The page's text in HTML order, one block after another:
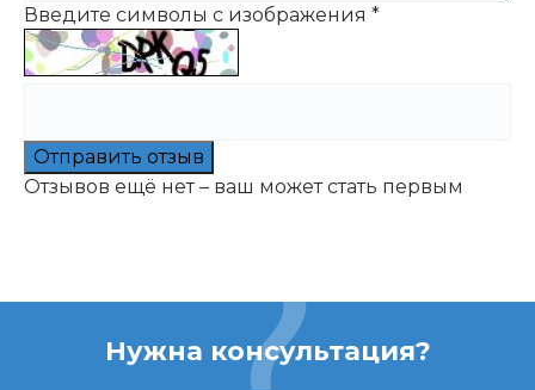
Введите символы с изображения *
Отправить отзыв
Отзывов ещё нет – ваш может стать первым
Нужна консультация?